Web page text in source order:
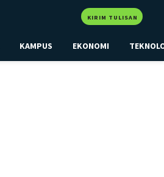
KIRIM TULISAN
KAMPUS EKONOMI